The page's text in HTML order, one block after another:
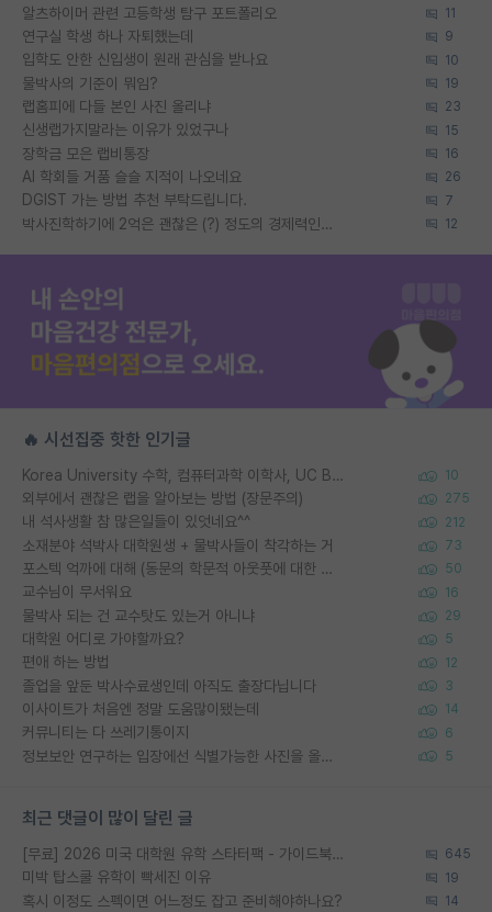
알츠하이머 관련 고등학생 탐구 포트폴리오 11
연구실 학생 하나 자퇴했는데 9
입학도 안한 신입생이 원래 관심을 받나요 10
물박사의 기준이 뭐임? 19
랩홈피에 다들 본인 사진 올리냐 23
신생랩가지말라는 이유가 있었구나 15
장학금 모은 랩비통장 16
AI 학회들 거품 슬슬 지적이 나오네요 26
DGIST 가는 방법 추천 부탁드립니다. 7
박사진학하기에 2억은 괜찮은 (?) 정도의 경제력인가요 12
🔥 시선집중 핫한 인기글
Korea University 수학, 컴퓨터과학 이학사, UC Berkeley 산업공학 대학원 공학박사가 되는 것은 쉽지 않겠죠? 10
외부에서 괜찮은 랩을 알아보는 방법 (장문주의) 275
내 석사생활 참 많은일들이 있엇네요^^ 212
소재분야 석박사 대학원생 + 물박사들이 착각하는 거 73
포스텍 억까에 대해 (동문의 학문적 아웃풋에 대한 반박) 50
교수님이 무서워요 16
물박사 되는 건 교수탓도 있는거 아니냐 29
대학원 어디로 가야할까요? 5
편애 하는 방법 12
졸업을 앞둔 박사수료생인데 아직도 출장다닙니다 3
이사이트가 처음엔 정말 도움많이됐는데 14
커뮤니티는 다 쓰레기통이지 6
정보보안 연구하는 입장에선 식별가능한 사진을 올리는건 비추이긴함 5
최근 댓글이 많이 달린 글
[무료] 2026 미국 대학원 유학 스타터팩 - 가이드북 & 합격자 컨택메일 템플릿 645
미박 탑스쿨 유학이 빡세진 이유 19
혹시 이정도 스펙이면 어느정도 잡고 준비해야하나요? 14